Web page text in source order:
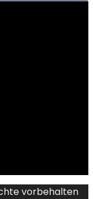
vorbehalten